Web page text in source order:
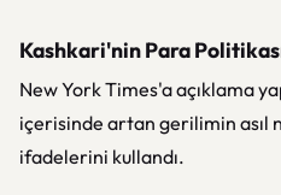
Kashkari'nin Para
New York Times'a açıklama
içerisinde artan gerilimin asıl
ifadelerini kullandı.